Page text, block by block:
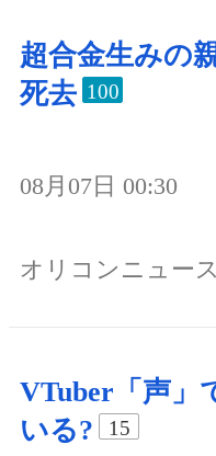
超合金生みの
死去 100
08月07日 00:30
オリコンニュース
VTuber「声」
いる?
15